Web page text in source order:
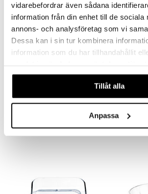
vidarebefordrar även sådana
information från din enhet till de sociala
annons- och analysföretag som vi
Dessa kan i sin tur kombinera
information som du har tillhandahållit
våra cookies vid fortsatt användande
Tillåt alla
Anpassa
Grand Cru Lock till ugnsfast form Grå
ROSENDAHL
fr.59 kr
ROSENDAHL
fr.59 kr